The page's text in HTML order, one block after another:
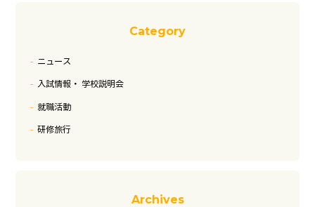
Category
ニュース
入試情報・ 学校説明会
就職活動
研修旅行
Archives